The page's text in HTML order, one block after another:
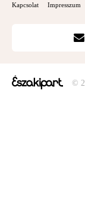
Kapcsolat Impresszum
©